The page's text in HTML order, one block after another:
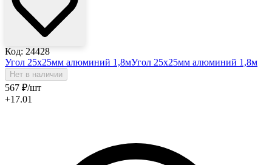
Код: 24428
Угол 25х25мм алюминий 1,8мУгол 25х25мм алюминий 1,8м
Нет в наличии
567 ₽/шт
+17.01